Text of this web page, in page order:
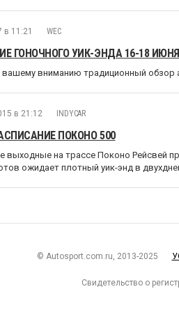
в 11:21 WEC
ГОНОЧНОГО УИК-ЭНДА 16-18 ИЮНЯ
вниманию традиционный обзор
в 21:12 INDYCAR
ПОКОНО 500
выходные на трассе Поконо Рейсвей
ожидает плотный уик-энд в
© Autosport.com.ru, 2013-2025
Свидетельство о